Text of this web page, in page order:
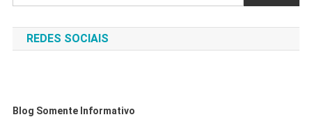
REDES SOCIAIS
Blog Somente Informativo